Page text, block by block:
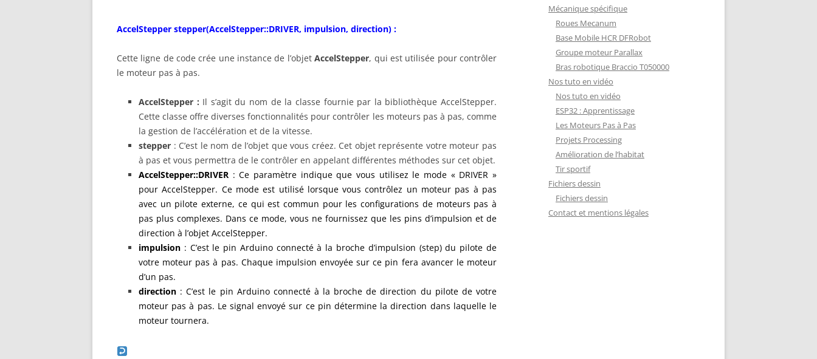
AccelStepper stepper(AccelStepper::DRIVER, impulsion, direction) :
Cette ligne de code crée une instance de l’objetAccelStepper, qui est utilisée pour contrôler
le moteur pas à pas.
AccelStepper : Il s’agit du nom de la classe fournie par la bibliothèque AccelStepper.
Cette classe offre diverses fonctionnalités pour contrôler les moteurs pas à pas, comme
la gestion de l’accélération et de la vitesse.
stepper : C’est le nom de l’objet que vous créez. Cet objet représente votre moteur pas
à pas et vous permettra de le contrôler en appelant différentes méthodes sur cet objet.
AccelStepper::DRIVER : Ce paramètre indique que vous utilisez le mode « DRIVER »
pour AccelStepper. Ce mode est utilisé lorsque vous contrôlez un moteur pas à pas
avec un pilote externe, ce qui est commun pour les configurations de moteurs pas à
pas plus complexes. Dans ce mode, vous ne fournissez que les pins d’impulsion et de
direction à l’objet AccelStepper.
impulsion : C’est le pin Arduino connecté à la broche d’impulsion (step) du pilote de
votre moteur pas à pas. Chaque impulsion envoyée sur ce pin fera avancer le moteur
d’un pas.
direction : C’est le pin Arduino connecté à la broche de direction du pilote de votre
moteur pas à pas. Le signal envoyé sur ce pin détermine la direction dans laquelle le
moteur tournera.
Mécanique spécifique
Roues Mecanum
Base Mobile HCR DFRobot
Groupe moteur Parallax
Bras robotique Braccio T050000
Nos tuto en vidéo
Nos tuto en vidéo
ESP32 : Apprentissage
Les Moteurs Pas à Pas
Projets Processing
Amélioration de l’habitat
Tir sportif
Fichiers dessin
Fichiers dessin
Contact et mentions légales